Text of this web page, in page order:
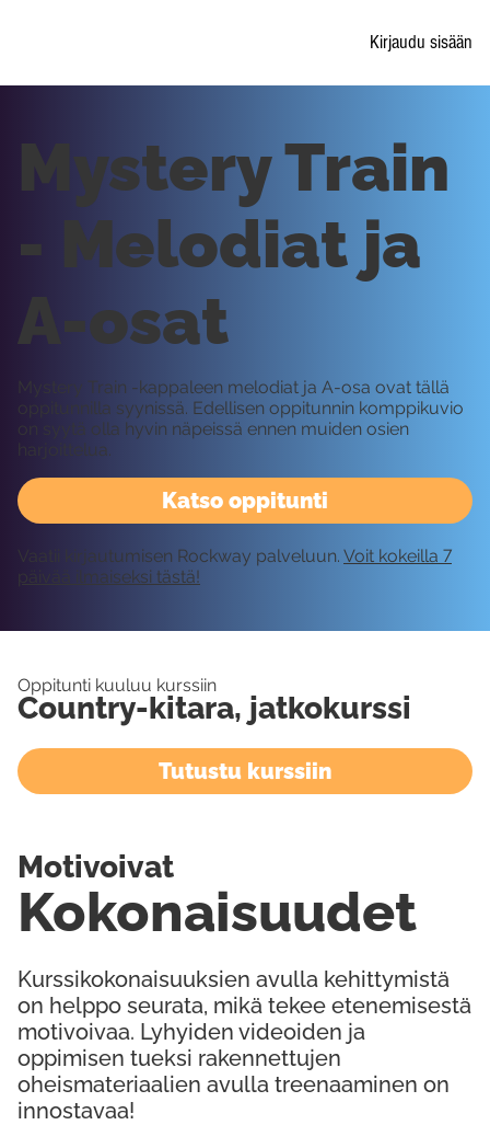
Kirjaudu sisään
Katso oppitunti
Mystery Train
- Melodiat ja
A-osat
Mystery Train -kappaleen melodiat ja A-osa ovat tällä
oppitunnilla syynissä. Edellisen oppitunnin komppikuvio
on syytä olla hyvin näpeissä ennen muiden osien
harjoittelua.
Vaatii kirjautumisen Rockway palveluun. Voit kokeilla 7
päivää ilmaiseksi tästä!
Oppitunti kuuluu kurssiin
Country-kitara, jatkokurssi
Tutustu kurssiin
Kurssikokonaisuuksien avulla kehittymistä
on helppo seurata, mikä tekee etenemisestä
motivoivaa. Lyhyiden videoiden ja
oppimisen tueksi rakennettujen
oheismateriaalien avulla treenaaminen on
innostavaa!
Kokonaisuudet
Motivoivat